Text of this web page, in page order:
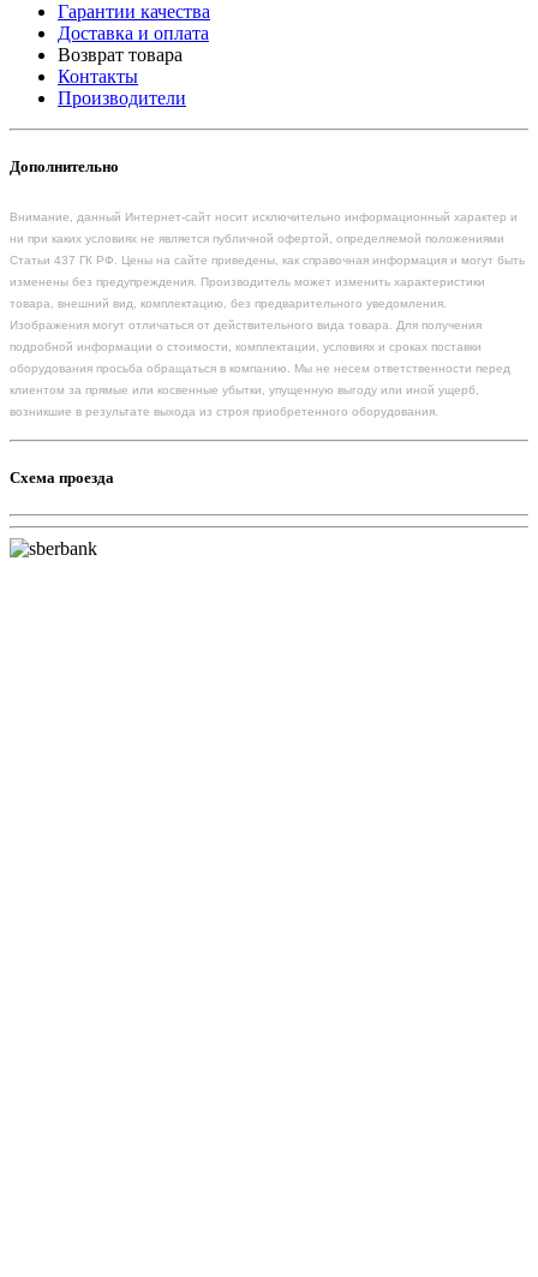
Гарантии качества
Доставка и оплата
Возврат товара
Контакты
Производители
Дополнительно
Внимание, данный Интернет-сайт носит исключительно информационный характер и
ни при каких условиях не является публичной офертой, определяемой положениями
Статьи 437 ГК РФ. Цены на сайте приведены, как справочная информация и могут быть
изменены без предупреждения. Производитель может изменить характеристики
товара, внешний вид, комплектацию, без предварительного уведомления.
Изображения могут отличаться от действительного вида товара. Для получения
подробной информации о стоимости, комплектации, условиях и сроках поставки
оборудования просьба обращаться в компанию. Мы не несем ответственности перед
клиентом за прямые или косвенные убытки, упущенную выгоду или иной ущерб,
возникшие в результате выхода из строя приобретенного оборудования.
Схема проезда